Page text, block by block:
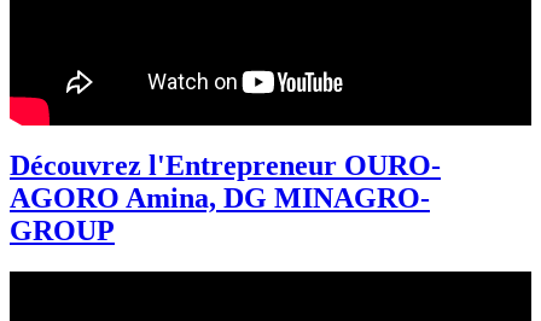
Découvrez l'Entrepreneur OURO-
AGORO Amina, DG MINAGRO-
GROUP